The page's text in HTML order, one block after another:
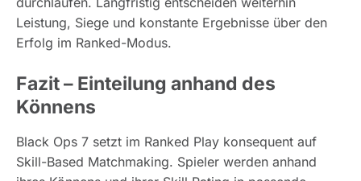
Leistung, Siege und konstante Ergebnisse über den
Erfolg im Ranked-Modus.
Fazit – Einteilung anhand des
Könnens
Black Ops 7 setzt im Ranked Play konsequent auf
Skill-Based Matchmaking. Spieler werden anhand